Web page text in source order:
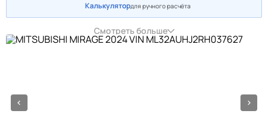
Калькулятордля ручного расчёта
Смотреть больше